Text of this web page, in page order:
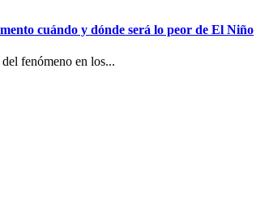
cuándo y dónde será lo peor de El Niño
fenómeno en los...